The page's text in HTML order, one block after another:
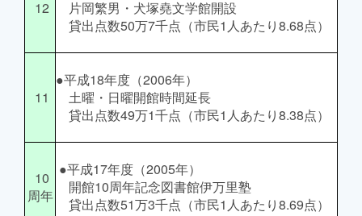
12
片岡繁男・犬塚堯文学館開設
貸出点数50万7千点（市民1人あたり8.68点）
11
●平成18年度（2006年）
土曜・日曜開館時間延長
貸出点数49万1千点（市民1人あたり8.38点）
10
周年
●平成17年度（2005年）
開館10周年記念図書館伊万里塾
貸出点数51万3千点（市民1人あたり8.69点）